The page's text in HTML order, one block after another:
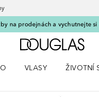
na prodejnách a vychutnejte si
Domů
VLASY
ŽIVOTNÍ